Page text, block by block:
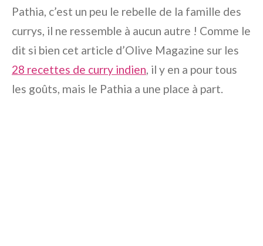
Pathia, c’est un peu le rebelle de la famille des
currys, il ne ressemble à aucun autre ! Comme le
dit si bien cet article d’Olive Magazine sur les
28 recettes de curry indien, il y en a pour tous
les goûts, mais le Pathia a une place à part.